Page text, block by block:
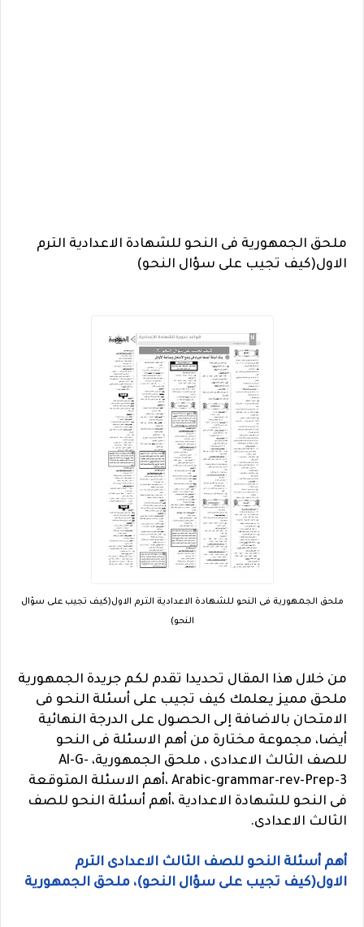
ملحق الجمهورية فى النحو للشهادة الاعدادية الترم
الاول(كيف تجيب على سؤال النحو)
ملحق الجمهورية فى النحو للشهادة الاعدادية الترم الاول(كيف تجيب على سؤال
النحو)
من خلال هذا المقال تحديدا تقدم لكم جريدة الجمهورية
ملحق مميز يعلمك كيف تجيب على أسئلة النحو فى
الامتحان بالاضافة إلى الحصول على الدرجة النهائية
أيضا، مجموعة مختارة من أهم الاسئلة فى النحو
للصف الثالث الاعدادى ، ملحق الجمهورية، Al-G-
Arabic-grammar-rev-Prep-3 ،أهم الاسئلة المتوقعة
فى النحو للشهادة الاعدادية ،أهم أسئلة النحو للصف
الثالث الاعدادى.
أهم أسئلة النحو للصف الثالث الاعدادى الترم
الاول(كيف تجيب على سؤال النحو)، ملحق الجمهورية